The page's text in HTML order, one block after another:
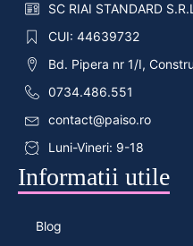
SC RIAI STANDARD
CUI: 44639732
Bd. Pipera nr 1/I,
0734.486.551
contact@paiso.ro
Luni-Vineri: 9-18
Informatii utile
Blog